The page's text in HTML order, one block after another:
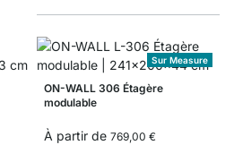
Sur Measure
ON-WALL 306 Étagère
modulable
À partir de 769,00 €